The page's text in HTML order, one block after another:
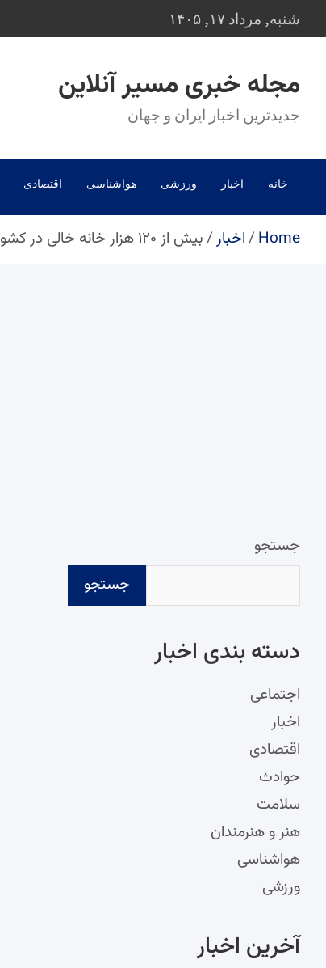
to
شنبه, مرداد ۱۷, ۱۴۰۵
مجله خبری مسیر آنلاین
جدیدترین اخبار ایران و جهان
خانه اخبار ورزشی هواشناسی اقتصادی
Home اخبار بیش از ۱۲۰ هزار خانه خالی در کشور شناسایی شد؛ فرآیند مالیات‌گیری آغاز شد
جستجو
جستجو
دسته‌ بندی اخبار
اجتماعی
اخبار
اقتصادی
حوادث
سلامت
هنر و هنرمندان
هواشناسی
ورزشی
آخرین اخبار